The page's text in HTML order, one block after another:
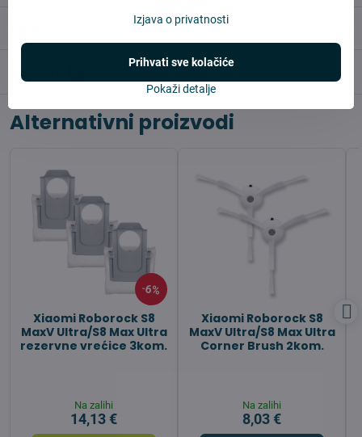
Alternativni proizvodi
6%
Xiaomi Roborock S8
MaxV Ultra/S8 Max Ultra
rezervne vrećice 3kom.
Na zalihi
14,13 €
Xiaomi Roborock S8
MaxV Ultra/S8 Max Ultra
Corner Brush 2kom.
Na zalihi
8,03 €
Izjava o privatnosti
Pokaži detalje
Prihvati sve kolačiće